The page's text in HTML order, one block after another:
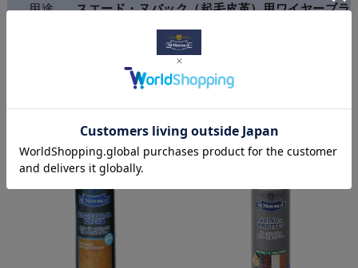
用途
スエード・ヌバック（起毛皮革）用ワイヤーブラ